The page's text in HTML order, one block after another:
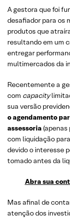
A gestora que foi
desafiador para os
produtos que
resultando em um
entregar
multimercados da
Recentemente a
com capacity
sua versão
o agendamento
assessoria(apenas
com liquidação
devido o interesse
tomado antes da
Abra sua
Mas afinal de
atenção dos